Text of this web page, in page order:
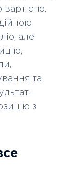
але
та
з